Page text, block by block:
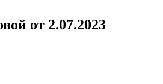
от 2.07.2023